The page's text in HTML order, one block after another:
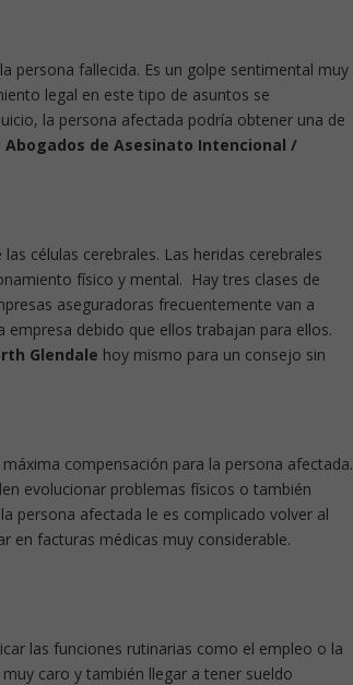
persona fallecida. Es un golpe sentimental muy
legal en este tipo de asuntos se
la persona afectada podría obtener una de
Abogados de Asesinato Intencional /
células cerebrales. Las heridas cerebrales
físico y mental. Hay tres clases de
aseguradoras frecuentemente van a
debido que ellos trabajan para ellos.
Glendale hoy mismo para un consejo sin
compensación para la persona afectada.
evolucionar problemas físicos o también
persona afectada le es complicado volver al
en facturas médicas muy considerable.
las funciones rutinarias como el empleo o la
caro y también llegar a tener sueldo